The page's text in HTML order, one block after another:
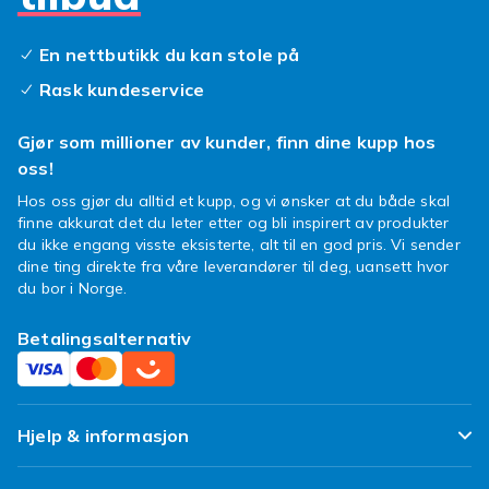
tåler å brukes ofte. Til fest eller en spesiell
eller kombinere flere armbånd i ulik bredde og
armbånd er en enkel måte å følge trenden på,
og det fungerer både med kjeder, perler og
stive modeller om hverandre. Armbånd er også
en fin og personlig gave som passer til de
eller en annen markering.
Slik velger du armbånd
Mål håndleddet ditt før du kjøper, og legg til litt
rom slik at armbåndet sitter komfortabelt uten
En nettbutikk du kan stole på
Rask kundeservice
Gjør som millioner av kunder, finn dine kupp hos
oss!
Hos oss gjør du alltid et kupp, og vi ønsker at du både skal
finne akkurat det du leter etter og bli inspirert av produkter
du ikke engang visste eksisterte, alt til en god pris. Vi sender
dine ting direkte fra våre leverandører til deg, uansett hvor
du bor i Norge.
Betalingsalternativ
Hjelp & informasjon